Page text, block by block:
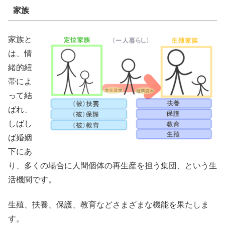
家族
家族と
は、情
緒的紐
帯によ
って結
ばれ、
しばし
ば婚姻
下にあ
り、多くの場合に人間個体の再生産を担う集団、という生
活機関です。
生殖、扶養、保護、教育などさまざまな機能を果たしま
す。